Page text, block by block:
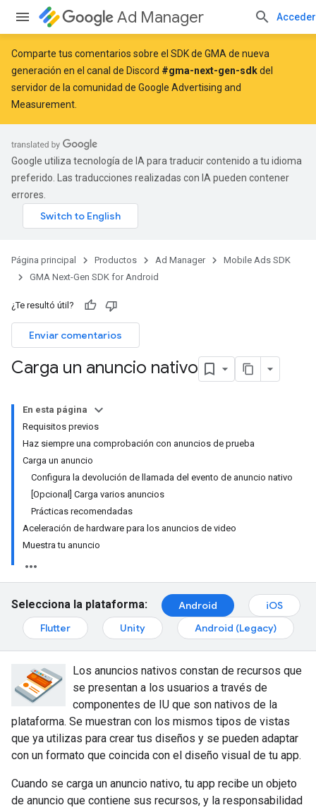
Ad Manager Acceder
Comparte tus comentarios sobre el SDK de GMA de nueva
generación en el canal de Discord #gma-next-gen-sdkdel
servidor de la comunidad de Google Advertising and
Measurement.
Google utiliza tecnología de IA para traducir contenido a tu idioma
preferido. Las traducciones realizadas con IA pueden contener
errores.
Página principal Productos Ad Manager
Mobile Ads SDK
GMA Next-Gen SDK for Android
¿Te resultó útil?
Enviar comentarios
Carga un anuncio nativo
En esta página
Requisitos previos
Haz siempre una comprobación con anuncios de prueba
Carga un anuncio
Configura la devolución de llamada del evento de anuncio nativo
[Opcional] Carga varios anuncios
Prácticas recomendadas
Aceleración de hardware para los anuncios de video
Muestra tu anuncio
Selecciona la plataforma: Android
iOS
Flutter
Unity Android (Legacy)
Los anuncios nativos constan de recursos que
se presentan a los usuarios a través de
componentes de IU que son nativos de la
plataforma. Se muestran con los mismos tipos de vistas
que ya utilizas para crear tus diseños y se pueden adaptar
con un formato que coincida con el diseño visual de tu app.
Cuando se carga un anuncio nativo, tu app recibe un objeto
de anuncio que contiene sus recursos, y la responsabilidad